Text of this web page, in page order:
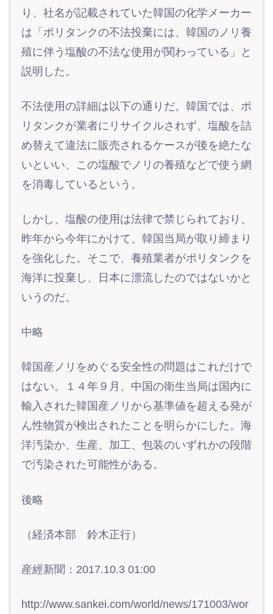
り、社名が記載されていた韓国の化学メーカー
は「ポリタンクの不法投棄には、韓国のノリ養
殖に伴う塩酸の不法な使用が関わっている」と
説明した。
不法使用の詳細は以下の通りだ。韓国では、ポ
リタンクが業者にリサイクルされず、塩酸を詰
め替えて違法に販売されるケースが後を絶たな
いといい、この塩酸でノリの養殖などで使う網
を消毒しているという。
しかし、塩酸の使用は法律で禁じられており、
昨年から今年にかけて、韓国当局が取り締まり
を強化した。そこで、養殖業者がポリタンクを
海洋に投棄し、日本に漂流したのではないかと
いうのだ。
中略
韓国産ノリをめぐる安全性の問題はこれだけで
はない。１４年９月、中国の衛生当局は国内に
輸入された韓国産ノリから基準値を超える発が
ん性物質が検出されたことを明らかにした。海
洋汚染か、生産、加工、包装のいずれかの段階
で汚染された可能性がある。
後略
（経済本部 鈴木正行）
産經新聞：2017.10.3 01:00
http://www.sankei.com/world/news/171003/wor